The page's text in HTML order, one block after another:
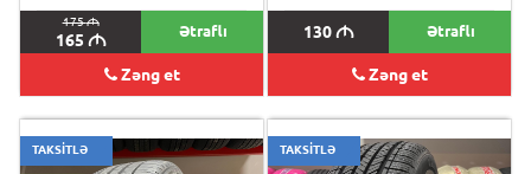
175M
165 M Ətraflı
Zəng et
130M Ətraflı
Zəng et
TAKSİTLƏ TAKSİTLƏ